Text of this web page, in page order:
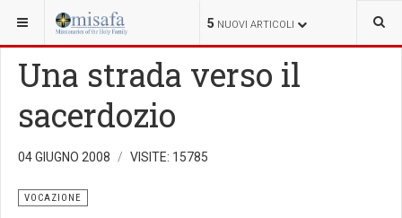
5 NUOVI ARTICOLI
SEI QUI: VOCAZIONE
Una strada verso il
sacerdozio
04 GIUGNO 2008 VISITE: 15785
VOCAZIONE